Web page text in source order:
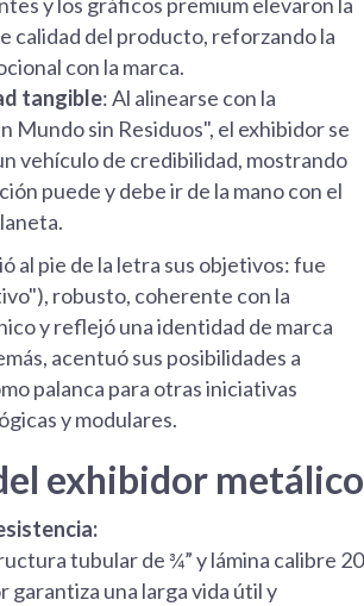
calidad del producto, reforzando la
con la marca.
tangible: Al alinearse con la
Mundo sin Residuos", el exhibidor se
vehículo de credibilidad, mostrando
puede y debe ir de la mano con el
al pie de la letra sus objetivos: fue
robusto, coherente con la
y reflejó una identidad de marca
acentuó sus posibilidades a
palanca para otras iniciativas
y modulares.
exhibidor metálico
tubular de ¾” y lámina calibre 20
garantiza una larga vida útil y